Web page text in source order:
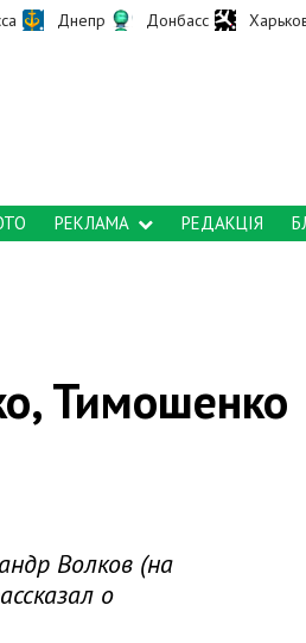
Днепр Донбасс
РЕКЛАМА РЕДАКЦІЯ
Тимошенко
Волков (на
о